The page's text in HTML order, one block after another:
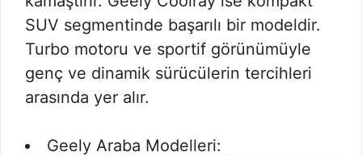
SUV segmentinde başarılı bir modeldir.
Turbo motoru ve sportif görünümüyle
genç ve dinamik sürücülerin tercihleri
arasında yer alır.
Geely Araba Modelleri: